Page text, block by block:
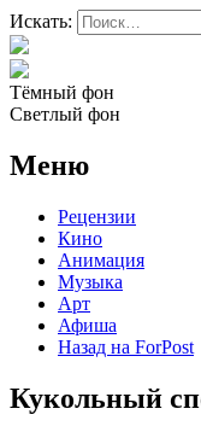
Искать:
Тёмный фон
Светлый фон
Меню
Рецензии
Кино
Анимация
Музыка
Арт
Афиша
Назад на ForPost
Кукольный